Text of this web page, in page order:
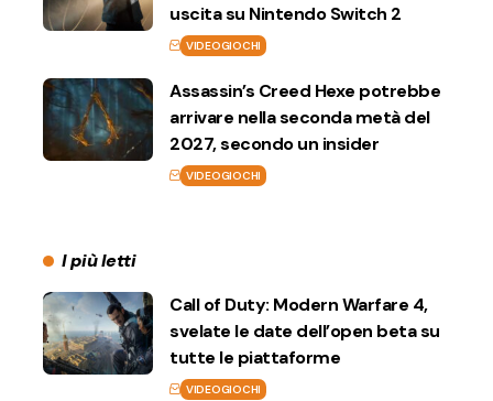
uscita su Nintendo Switch 2
VIDEOGIOCHI
Assassin’s Creed Hexe potrebbe
arrivare nella seconda metà del
2027, secondo un insider
VIDEOGIOCHI
I più letti
Call of Duty: Modern Warfare 4,
svelate le date dell’open beta su
tutte le piattaforme
VIDEOGIOCHI